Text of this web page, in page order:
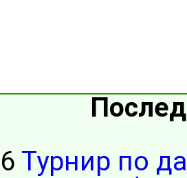
Турнир по